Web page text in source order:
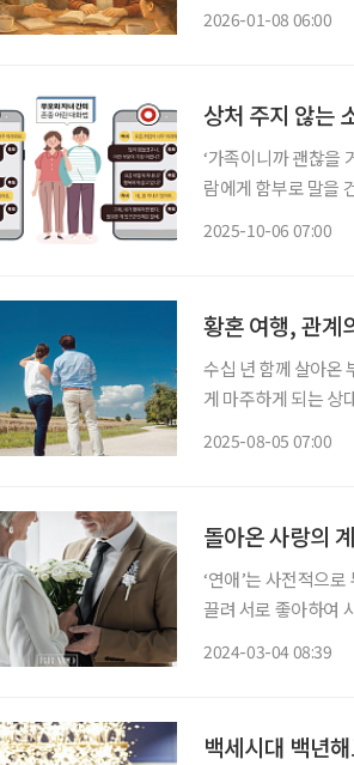
2026-01-08 06:00
상처 주지 않는
‘가족이니까 괜찮을
람에게 함부로 말을
2025-10-06 07:00
황혼 여행, 관계
수십 년 함께 살아온
게 마주하게 되는 상
2025-08-05 07:00
돌아온 사랑의
‘연애’는 사전적으
끌려 서로 좋아하여
2024-03-04 08:39
백세시대 백년